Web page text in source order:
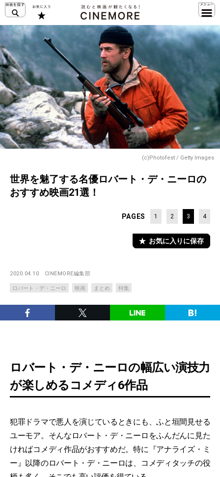
(c)Photofest / Getty Images
世界を魅了する名優ロバート・デ・ニーロの
おすすめ映画21選！
PAGES 1 2 3 4
お気に入りに保存
2020.04.10 CINEMORE編集部
ロバート・デ・ニーロ 映画 まとめ 特集
ロバート・デ・ニーロの幅広い演技力
が楽しめるコメディ6作品
犯罪ドラマで悪人を演じているときにも、ふと垣間見せる
ユーモア。そんなロバート・デ・ニーロをふんだんに見た
ければコメディ作品がおすすめだ。特に『アナライズ・ミ
ー』以降のロバート・デ・ニーロは、コメディタッチの役